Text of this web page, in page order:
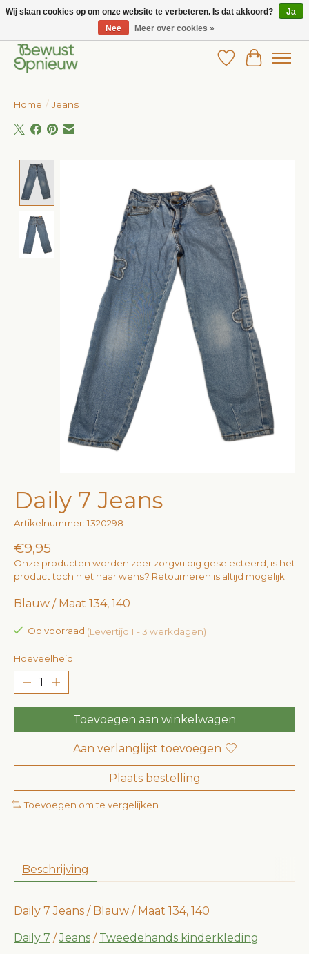
Wij bieden het grootste aanbod in betaalbare kinderkleding!
Verlanglijst
Home / Jeans
Daily 7 Jeans
Artikelnummer: 1320298
€9,95
Onze producten worden zeer zorgvuldig geselecteerd, is het
product toch niet naar wens? Retourneren is altijd mogelijk.
Blauw / Maat 134, 140
Op voorraad (Levertijd:1 - 3 werkdagen)
Hoeveelheid:
Toevoegen aan winkelwagen
Aan verlanglijst toevoegen
Plaats bestelling
Toevoegen om te vergelijken
Beschrijving
Daily 7 Jeans / Blauw / Maat 134, 140
Daily 7 /Jeans / Tweedehands kinderkleding
Wij slaan cookies op om onze website te verbeteren. Is dat akkoord?
Ja
Nee
Meer over cookies »